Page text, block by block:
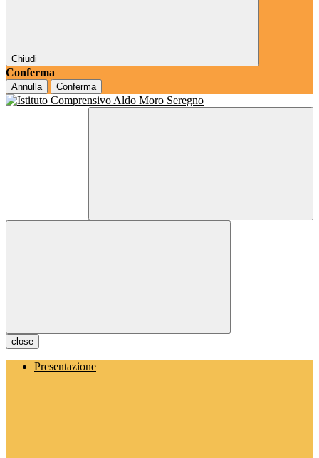
Chiudi
Conferma
Annulla Conferma
close
Presentazione